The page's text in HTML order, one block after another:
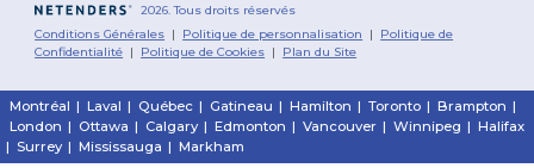
2026. Tous droits réservés
Conditions Générales | Politique de personnalisation | Politique de
Confidentialité | Politique de Cookies | Plan du Site
Montréal | Laval | Québec | Gatineau | Hamilton | Toronto | Brampton |
London | Ottawa | Calgary | Edmonton | Vancouver | Winnipeg | Halifax
| Surrey | Mississauga | Markham